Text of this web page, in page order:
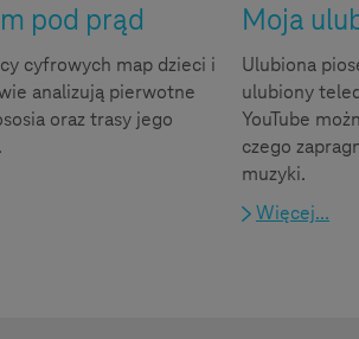
pod prąd
cyfrowych map dzieci i
analizują pierwotne
oraz trasy jego
Moja
Ulubiona
ulubiony
YouTube
czego
muzyki.
Więcej...